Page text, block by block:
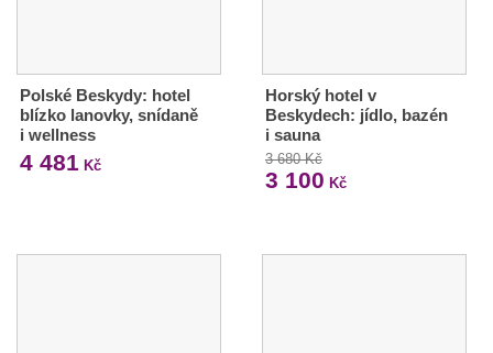
Polské Beskydy: hotel
blízko lanovky, snídaně
i wellness
4 481 Kč
Horský hotel v
Beskydech: jídlo, bazén
i sauna
3 680 Kč
3 100 Kč